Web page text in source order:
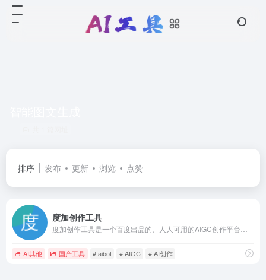
排序 发布 更新 浏览 点赞
度加创作工具
AI其他 国产工具 # aibot # AIGC # AI创作